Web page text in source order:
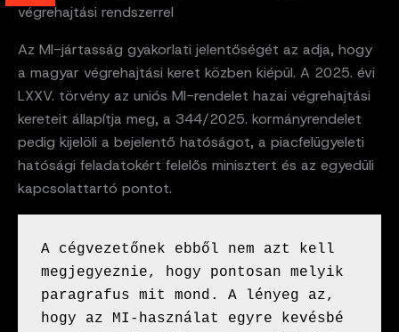
végrehajtási rendszerrel
Az MI-jártasság gyakorlati jelentőségét az adja, hogy
a magyar végrehajtási keret közben kiépül. A 2025. évi
LXXV. törvény az uniós MI-rendelet hazai végrehajtási
kereteit állapítja meg, a 344/2025. kormányrendelet
pedig kijelöli a bejelentő hatóságot, a piacfelügyeleti
hatósági feladatokért felelős minisztert és az egyedüli
kapcsolattartó pontot.
A cégvezetőnek ebből nem azt kell
megjegyeznie, hogy pontosan melyik
paragrafus mit mond. A lényeg az,
hogy az MI-használat egyre kevésbé